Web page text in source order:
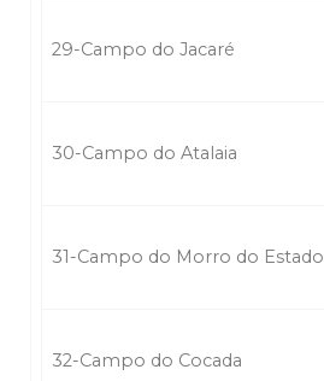
29-Campo do Jacaré
30-Campo do Atalaia
31-Campo do Morro do Estado
32-Campo do Cocada